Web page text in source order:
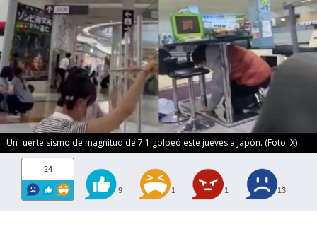
Un fuerte sismo de magnitud de 7.1 golpeó este jueves a Japón. (Foto: X)
24
9 1 1 13